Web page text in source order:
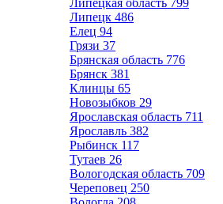
Липецкая область 799
Липецк 486
Елец 94
Грязи 37
Брянская область 776
Брянск 381
Клинцы 65
Новозыбков 29
Ярославская область 711
Ярославль 382
Рыбинск 117
Тутаев 26
Вологодская область 709
Череповец 250